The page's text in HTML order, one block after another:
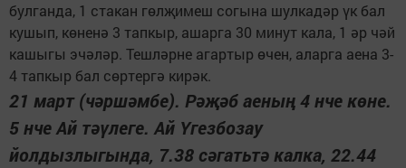
булганда, 1 стакан гөлҗимеш согына шулкадәр үк бал
кушып, көненә 3 тапкыр, ашарга 30 минут кала, 1 әр чәй
кашыгы эчәләр. Тешләрне агартыр өчен, аларга аена 3-
4 тапкыр бал сөртергә кирәк.
21 март (чәршәмбе). Рәҗәб аеның 4 нче көне.
5 нче Ай тәүлеге. Ай Үгезбозау
йолдызлыгында, 7.38 сәгатьтә калка, 22.44